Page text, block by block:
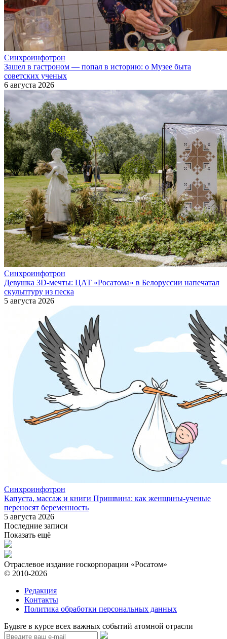
Синхроинфотрон
Зашел в гастроном — попал в историю: о Музее быта
советских ученых
6 августа 2026
Синхроинфотрон
Девушка 3D-мечты: ЦАТ «Росатома» в Белоруссии напечатал
скульптуру из песка
5 августа 2026
Синхроинфотрон
Капуста, массаж и книги Пришвина: как женщины-ученые
переносят беременность
5 августа 2026
Последние записи
Показать ещё
Отраслевое издание госкорпорации «Росатом»
© 2010-2026
Редакция
Контакты
Политика обработки персональных данных
Будьте в курсе всех важных событий атомной отрасли